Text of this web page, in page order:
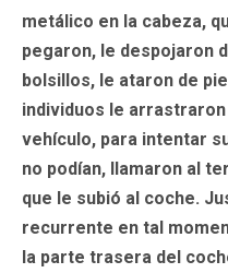
metálico en la cabeza,
pegaron, le despojaron
bolsillos, le ataron de
individuos le
vehículo, para intentar
no podían, llamaron al
que le subió al coche.
recurrente en tal
la parte trasera del